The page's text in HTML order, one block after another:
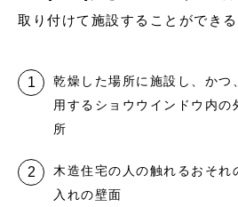
取り付けて施設することができる
乾燥した場所に施設し、かつ
用するショウウインドウ内の
所
木造住宅の人の触れるおそれ
入れの壁面